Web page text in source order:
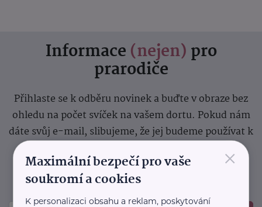
Informace (nejen) pro
prarodiče
Přihlaste se k odběru novinek a buďte v obraze bez
ohledu na počet svíček na vašem dortu. Pokud nám
dáte svůj e-mail, slibujeme, že jej budeme používat k
sdělení.Prosíme, zkontrolujte si svoji emailovou
schránku, kam jsme poslali potvrzovací e-mail.
×
Maximální bezpečí pro vaše
soukromí a cookies
K personalizaci obsahu a reklam, poskytování